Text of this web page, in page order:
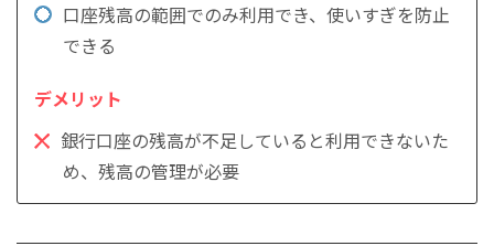
口座残高の範囲でのみ利用でき、使いすぎを防止
できる
銀行口座の残高が不足していると利用できないた
め、残高の管理が必要